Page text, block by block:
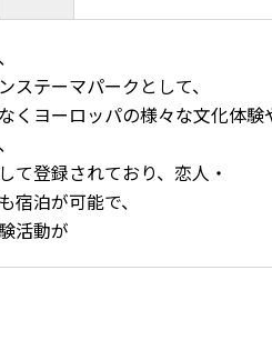
ステーマパークとして、
くヨーロッパの様々な文化体
て登録されており、恋人・
宿泊が可能で、
活動が